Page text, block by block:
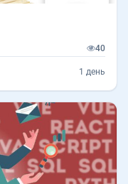
40
1 день